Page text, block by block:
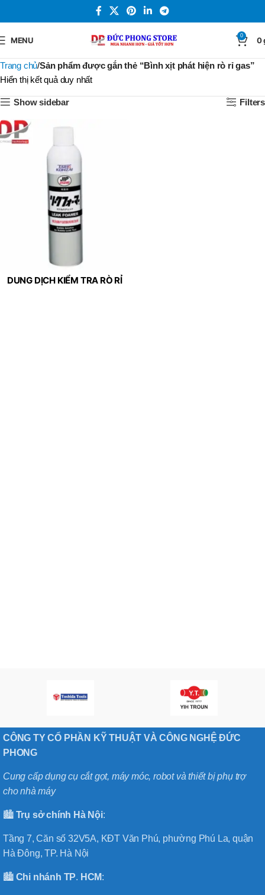
MENU 0 0
Trang chủ Sản phẩm được gắn thẻ “Bình xịt phát hiện rò rỉ gas”
Hiển thị kết quả duy nhất
Show sidebar Filters
DUNG DỊCH KIỂM TRA RÒ RỈ
CÔNG TY CỔ PHẦN KỸ THUẬT VÀ CÔNG NGHỆ ĐỨC
PHONG
Cung cấp dụng cụ cắt gọt, máy móc, robot và thiết bị phụ trợ
cho nhà máy
🏙️ Trụ sở chính Hà Nội:
Tầng 7, Căn số 32V5A, KĐT Văn Phú, phường Phú La, quận
Hà Đông, TP. Hà Nội
🏙️ Chi nhánh TP. HCM: